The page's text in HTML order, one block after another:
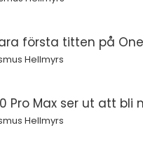
första titten på
Hellmyrs
Pro Max ser ut att
Hellmyrs